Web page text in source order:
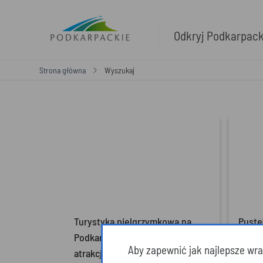
Odkryj
Strona główna Wyszukaj
Turystyka pielgrzymkowa na
Podkarpaciu (Najciekawsze
atrakcje)
Aby zapewnić jak najlepsze